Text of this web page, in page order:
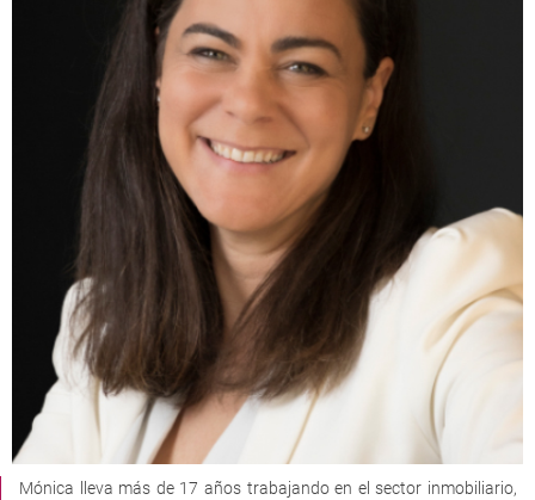
Mónica lleva más de 17 años trabajando en el sector inmobiliario,